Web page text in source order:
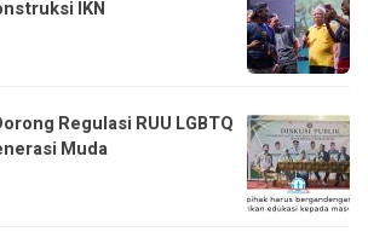
IKN
Regulasi RUU LGBTQ
Muda